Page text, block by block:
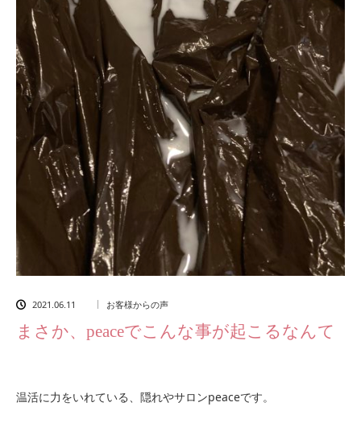
2021.06.11 お客様からの声
まさか、peaceでこんな事が起こるなんて
温活に力をいれている、隠れやサロンpeaceです。